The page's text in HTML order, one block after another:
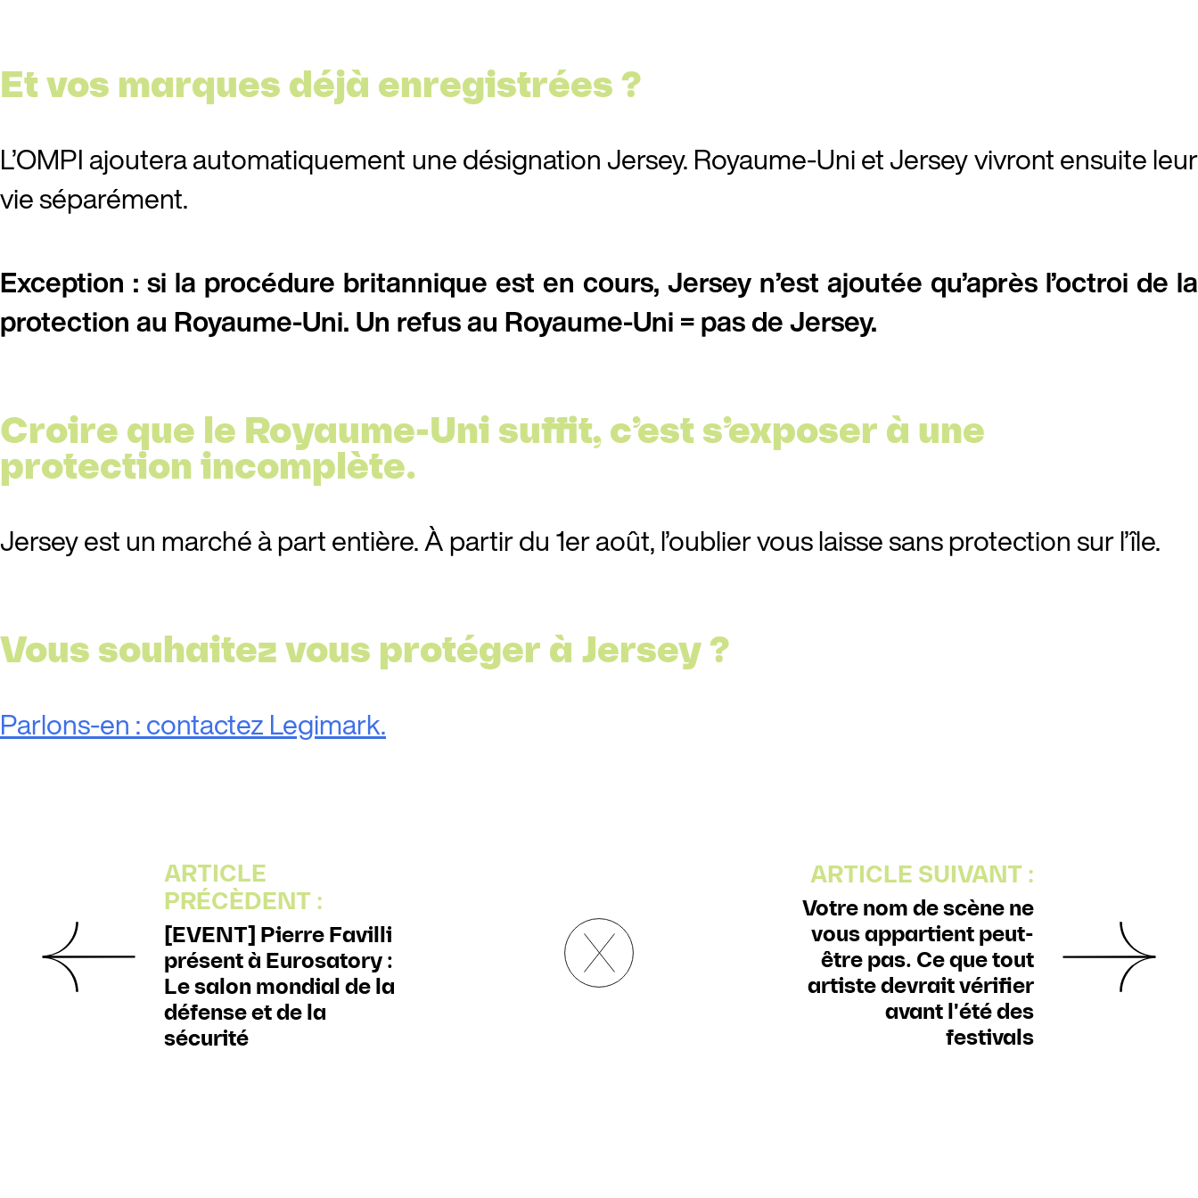
Et vos marques déjà enregistrées ?
L’OMPI ajoutera automatiquement une désignation Jersey. Royaume-Uni et Jersey vivront ensuite leur
vie séparément.
Exception : si la procédure britannique est en cours, Jersey n’est ajoutée qu’après l’octroi de la
protection au Royaume-Uni. Un refus au Royaume-Uni = pas de Jersey.
Croire que le Royaume-Uni suffit, c’est s’exposer à une
protection incomplète.
Jersey est un marché à part entière. À partir du 1er août, l’oublier vous laisse sans protection sur l’île.
Vous souhaitez vous protéger à Jersey ?
Parlons-en : contactez Legimark.
ARTICLE
PRÉCÈDENT :
[EVENT] Pierre Favilli
présent à Eurosatory :
Le salon mondial de la
défense et de la
sécurité
ARTICLE SUIVANT :
Votre nom de scène ne
vous appartient peut-
être pas. Ce que tout
artiste devrait vérifier
avant l'été des
festivals